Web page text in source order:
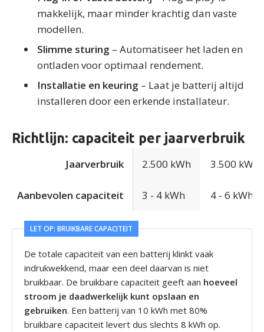
makkelijk, maar minder krachtig dan vaste
modellen.
Slimme sturing – Automatiseer het laden en
ontladen voor optimaal rendement.
Installatie en keuring – Laat je batterij altijd
installeren door een erkende installateur.
Richtlijn: capaciteit per jaarverbruik
Jaarverbruik
Aanbevolen capaciteit
2.500 kWh
3 - 4 kWh
3.500 kWh
4 - 6 kWh
LET OP: BRUIKBARE CAPACITEIT
De totale capaciteit van een batterij klinkt vaak
indrukwekkend, maar een deel daarvan is niet
bruikbaar. De bruikbare capaciteit geeft aan hoeveel
stroom je daadwerkelijk kunt opslaan en
gebruiken. Een batterij van 10 kWh met 80%
bruikbare capaciteit levert dus slechts 8 kWh op.